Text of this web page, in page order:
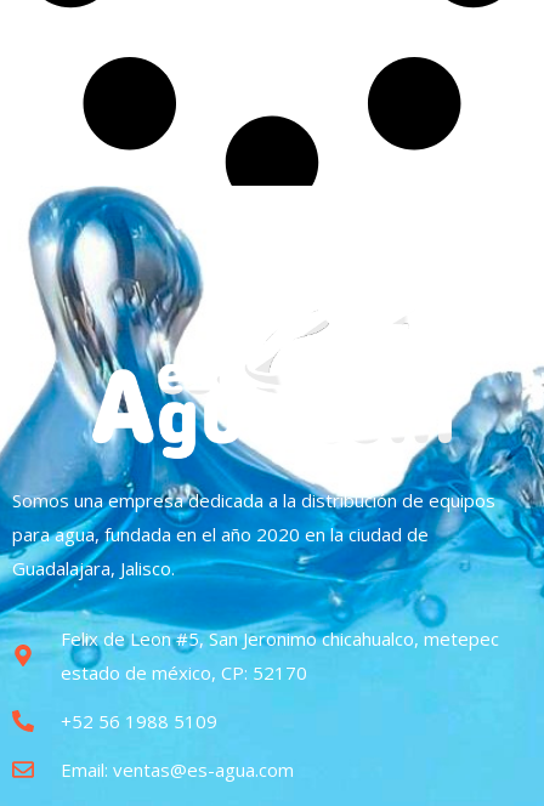
Somos una empresa dedicada a la distribución de equipos
para agua, fundada en el año 2020 en la ciudad de
Guadalajara, Jalisco.
Felix de Leon #5, San Jeronimo chicahualco, metepec
estado de méxico, CP: 52170
+52 56 1988 5109
Email: ventas@es-agua.com